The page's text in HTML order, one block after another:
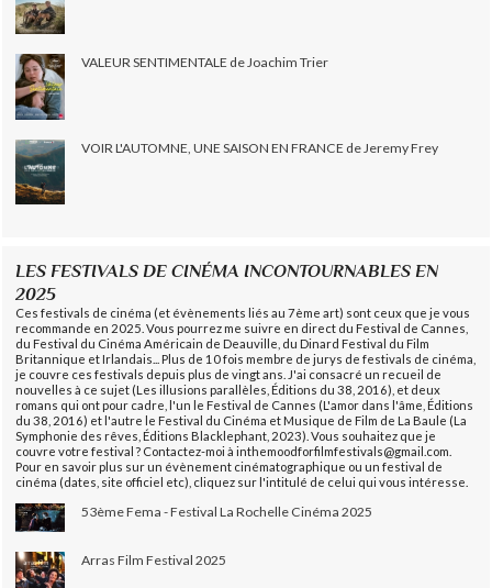
VALEUR SENTIMENTALE de Joachim Trier
VOIR L'AUTOMNE, UNE SAISON EN FRANCE de Jeremy Frey
LES FESTIVALS DE CINÉMA INCONTOURNABLES EN
2025
Ces festivals de cinéma (et évènements liés au 7ème art) sont ceux que je vous
recommande en 2025. Vous pourrez me suivre en direct du Festival de Cannes,
du Festival du Cinéma Américain de Deauville, du Dinard Festival du Film
Britannique et Irlandais... Plus de 10 fois membre de jurys de festivals de cinéma,
je couvre ces festivals depuis plus de vingt ans. J'ai consacré un recueil de
nouvelles à ce sujet (Les illusions parallèles, Éditions du 38, 2016), et deux
romans qui ont pour cadre, l'un le Festival de Cannes (L'amor dans l'âme, Éditions
du 38, 2016) et l'autre le Festival du Cinéma et Musique de Film de La Baule (La
Symphonie des rêves, Éditions Blacklephant, 2023). Vous souhaitez que je
couvre votre festival ? Contactez-moi à inthemoodforfilmfestivals@gmail.com.
Pour en savoir plus sur un évènement cinématographique ou un festival de
cinéma (dates, site officiel etc), cliquez sur l'intitulé de celui qui vous intéresse.
53ème Fema - Festival La Rochelle Cinéma 2025
Arras Film Festival 2025